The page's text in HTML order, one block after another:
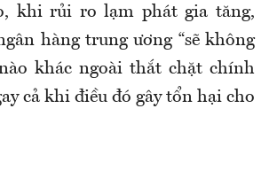
khi rủi ro lạm phát gia tăng,
hàng trung ương “sẽ không
khác ngoài thắt chặt chính
cả khi điều đó gây tổn hại cho